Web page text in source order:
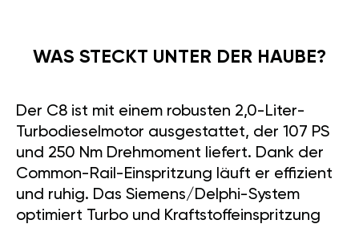
WAS STECKT UNTER DER HAUBE?
Der C8 ist mit einem robusten 2,0-Liter-
Turbodieselmotor ausgestattet, der 107 PS
und 250 Nm Drehmoment liefert. Dank der
Common-Rail-Einspritzung läuft er effizient
und ruhig. Das Siemens/Delphi-System
optimiert Turbo und Kraftstoffeinspritzung